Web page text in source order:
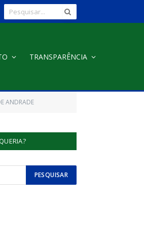
TRANSPARÊNCIA
ANDRADE